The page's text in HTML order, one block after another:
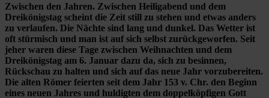
Zwischen den Jahren. Zwischen Heiligabend und dem
Dreikönigstag scheint die Zeit still zu stehen und etwas anders
zu verlaufen. Die Nächte sind lang und dunkel. Das Wetter ist
oft stürmisch und man ist auf sich selbst zurückgeworfen. Seit
jeher waren diese Tage zwischen Weihnachten und dem
Dreikönigstag am 6. Januar dazu da, sich zu besinnen,
Rückschau zu halten und sich auf das neue Jahr vorzubereiten.
Die alten Römer feierten seit dem Jahr 153 v. Chr. den Beginn
eines neuen Jahres und huldigten dem doppelköpfigen Gott